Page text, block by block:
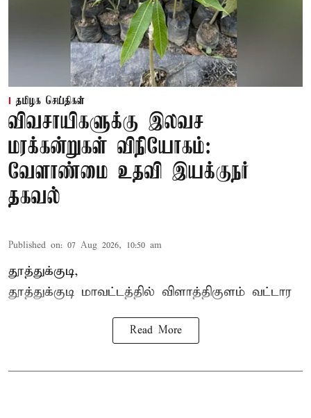
தமிழக செய்திகள்
விவசாயிகளுக்கு இலவச
மரக்கன்றுகள் விநியோகம்:
வேளாண்மை உதவி இயக்குநர்
தகவல்
Published on: 07 Aug 2026, 10:50 am
தூத்துக்குடி,
தூத்துக்குடி மாவட்டத்தில் விளாத்திகுளம் வட்டார
Read More